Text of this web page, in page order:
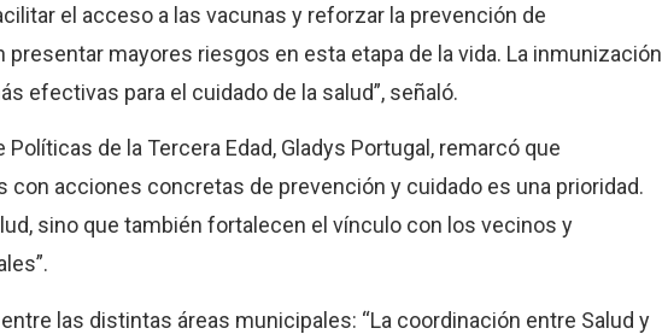
el acceso a las vacunas y reforzar la prevención de
mayores riesgos en esta etapa de la vida. La inmunización
efectivas para el cuidado de la salud”, señaló.
de la Tercera Edad, Gladys Portugal, remarcó que
con acciones concretas de prevención y cuidado es una prioridad.
sino que también fortalecen el vínculo con los vecinos y
las distintas áreas municipales: “La coordinación entre Salud y